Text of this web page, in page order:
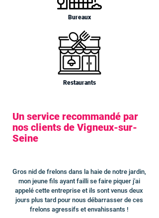
Bureaux
Restaurants
Un service recommandé par
nos clients de Vigneux-sur-
Seine
Gros nid de frelons dans la haie de notre jardin,
mon jeune fils ayant failli se faire piquer j'ai
appelé cette entreprise et ils sont venus deux
jours plus tard pour nous débarrasser de ces
frelons agressifs et envahissants !